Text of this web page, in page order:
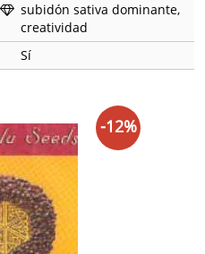
subidón sativa dominante,
creatividad
Sí
-12%